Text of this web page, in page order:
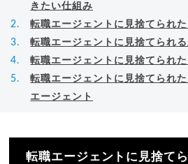
きたい仕組み
転職エージェントに見捨てられ
転職エージェントに見捨てられる
転職エージェントに見捨てられ
転職エージェントに見捨てられ
エージェント
転職エージェントに見捨て